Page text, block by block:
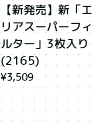
【新発売】新「エ
リアスーパーフィ
ルター」3枚入り
(2165)
¥3,509